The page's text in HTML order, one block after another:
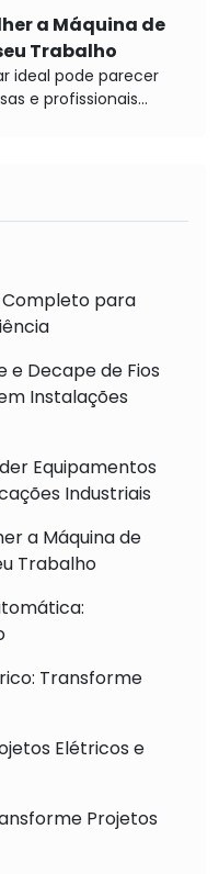
a Máquina de
Trabalho
ideal pode parecer
e profissionais...
Completo para
e Decape de Fios
Instalações
Equipamentos
Industriais
a Máquina de
Trabalho
Transforme
Elétricos e
Projetos